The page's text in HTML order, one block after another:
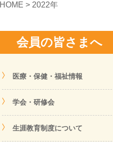
HOME > 2022年
会員の皆さまへ
医療・保健・福祉情報
学会・研修会
生涯教育制度について